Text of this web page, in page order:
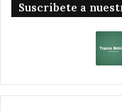
Suscribete a